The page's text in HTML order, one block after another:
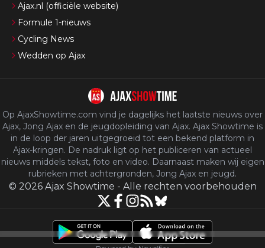
Ajax.nl (officiële website)
Formule 1-nieuws
Cycling News
Wedden op Ajax
Op AjaxShowtime.com vind je dagelijks het laatste nieuws over
Ajax, Jong Ajax en de jeugdopleiding van Ajax. Ajax Showtime is
in de loop der jaren uitgegroeid tot een bekend platform in
Ajax-kringen. De nadruk ligt op het publiceren van actueel
nieuws middels tekst, foto en video. Daarnaast maken wij eigen
rubrieken met achtergronden, Jong Ajax en jeugd.
© 2026 Ajax Showtime - Alle rechten voorbehouden